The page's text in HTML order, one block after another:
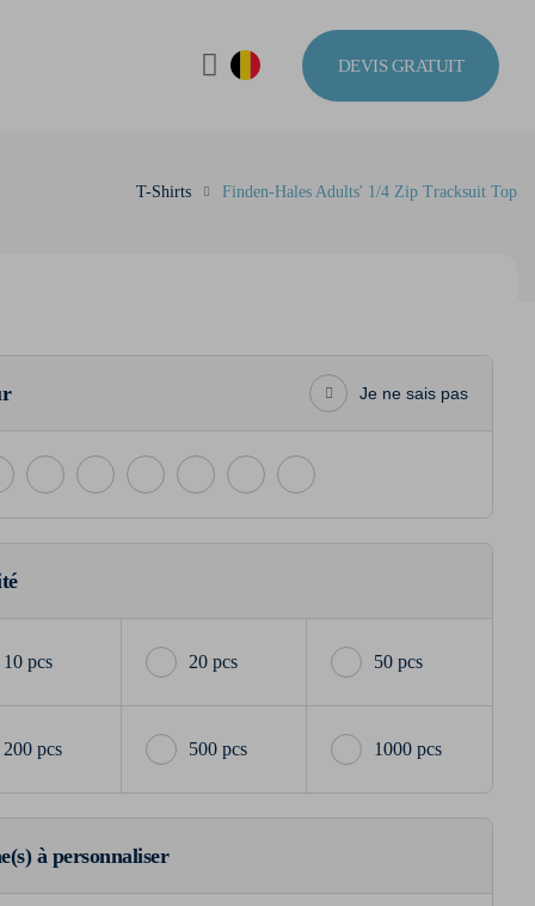
DEVIS GRATUIT
T-Shirts Finden-Hales Adults' 1/4 Zip Tracksuit Top
Je ne sais pas
10 pcs 20 pcs 50 pcs
200 pcs 500 pcs 1000 pcs
à personnaliser